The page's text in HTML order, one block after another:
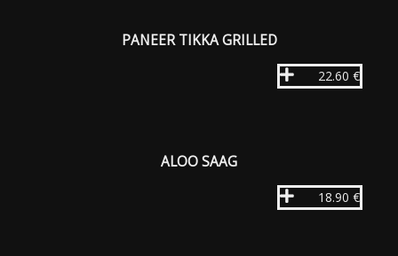
PANEER TIKKA GRILLED
22.60 €
ALOO SAAG
18.90 €